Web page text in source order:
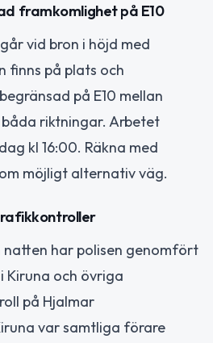
framkomlighet på E10
vid bron i höjd med
finns på plats och
på E10 mellan
båda riktningar. Arbetet
kl 16:00. Räkna med
möjligt alternativ väg.
natten har polisen genomfört
och övriga
på Hjalmar
var samtliga förare